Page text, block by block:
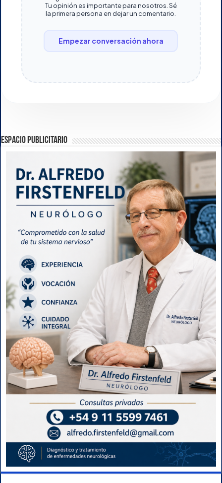
Tu opinión es importante para nosotros. Sé
la primera persona en dejar un comentario.
Empezar conversación ahora
ESPACIO PUBLICITARIO